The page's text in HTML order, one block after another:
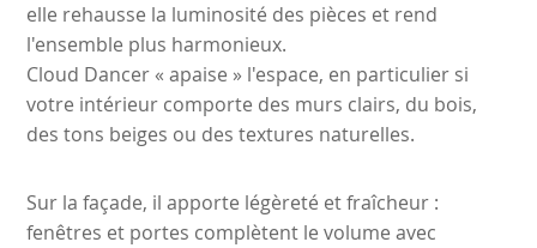
elle rehausse la luminosité des pièces et rend
l'ensemble plus harmonieux.
Cloud Dancer « apaise » l'espace, en particulier si
votre intérieur comporte des murs clairs, du bois,
des tons beiges ou des textures naturelles.
Sur la façade, il apporte légèreté et fraîcheur :
fenêtres et portes complètent le volume avec